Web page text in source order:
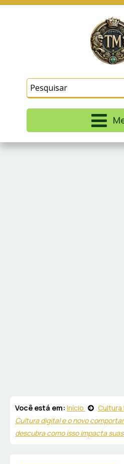
Você está em: Início
Cultura
Cultura digital e o novo
descubra como isso impacta
similares para lembrar e entender
nosso site, analisar seu uso de
e serviços, ajudar com nossos
marketing e fornecer conteúdo de
Termos e Condiçõese